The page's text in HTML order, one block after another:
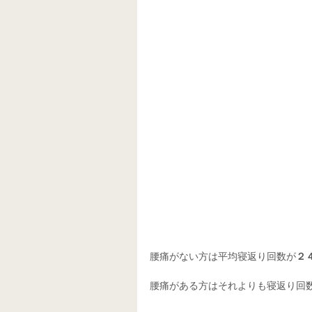
腰痛がない方は平均寝返り回数が２
腰痛がある方はそれよりも寝返り回